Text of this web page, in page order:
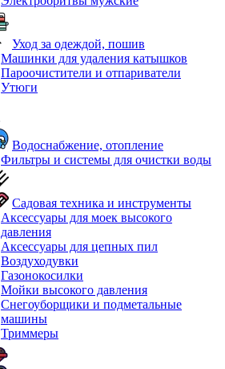
Уход за одеждой, пошив
Машинки для удаления катышков
Пароочистители и отпариватели
Утюги
Водоснабжение, отопление
Фильтры и системы для очистки воды
Садовая техника и инструменты
Аксессуары для моек высокого
давления
Аксессуары для цепных пил
Воздуходувки
Газонокосилки
Мойки высокого давления
Снегоуборщики и подметальные
машины
Триммеры